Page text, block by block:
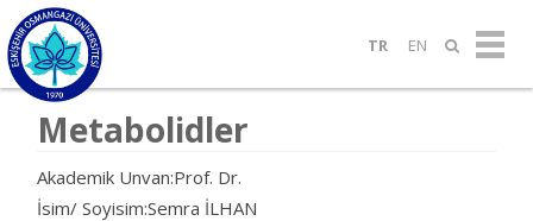
TR EN
Metabolidler
Akademik Unvan:Prof. Dr.
İsim/ Soyisim:Semra İLHAN